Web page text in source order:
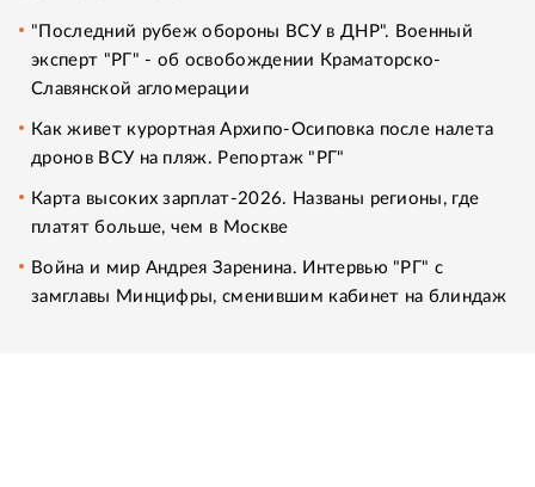
"Последний рубеж обороны ВСУ в ДНР". Военный
эксперт "РГ" - об освобождении Краматорско-
Славянской агломерации
Как живет курортная Архипо-Осиповка после налета
дронов ВСУ на пляж. Репортаж "РГ"
Карта высоких зарплат-2026. Названы регионы, где
платят больше, чем в Москве
Война и мир Андрея Заренина. Интервью "РГ" с
замглавы Минцифры, сменившим кабинет на блиндаж